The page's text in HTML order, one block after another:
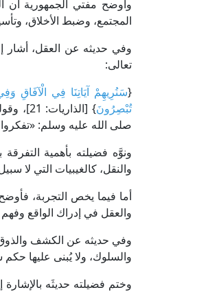
وأوضح مفتي الجمهورية أن
المجتمع، وضبط الأخلاق،
وفي حديثه عن العقل، أشار
تعالى:
{سَنُرِيهِمْ آيَاتِنَا فِي الْآفَاقِ
تُبْصِرُونَ} [الذاريات: 21]، وقوله سبحانه: {
صلى الله عليه وسلم: «تفكروا
ونوَّه فضيلته بأهمية
والنقل، كالغيبيات التي لا
أما فيما يخص التجربة،
والعقل في إدراك الواقع وفهم
وفي حديثه عن الكشف والذوق
والسلوك، ولا يُبنى عليها
وختم فضيلته حديثَه